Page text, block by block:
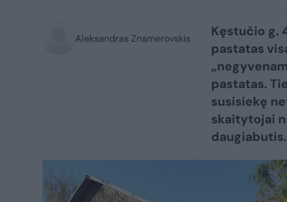
Aleksandras Znamerovskis
Kęstučio g.
pastatas
pastatas.
susisiekę
skaitytojai
daugiabutis.